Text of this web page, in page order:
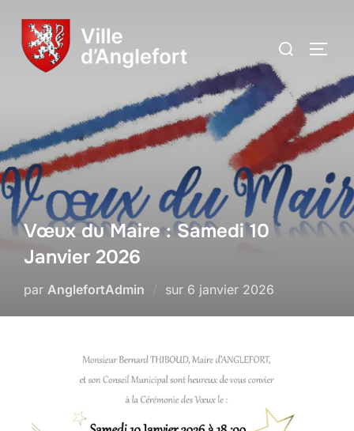
Vœux du Maire : Samedi 10
Janvier 2026
par AnglefortAdmin sur 6 janvier 2026